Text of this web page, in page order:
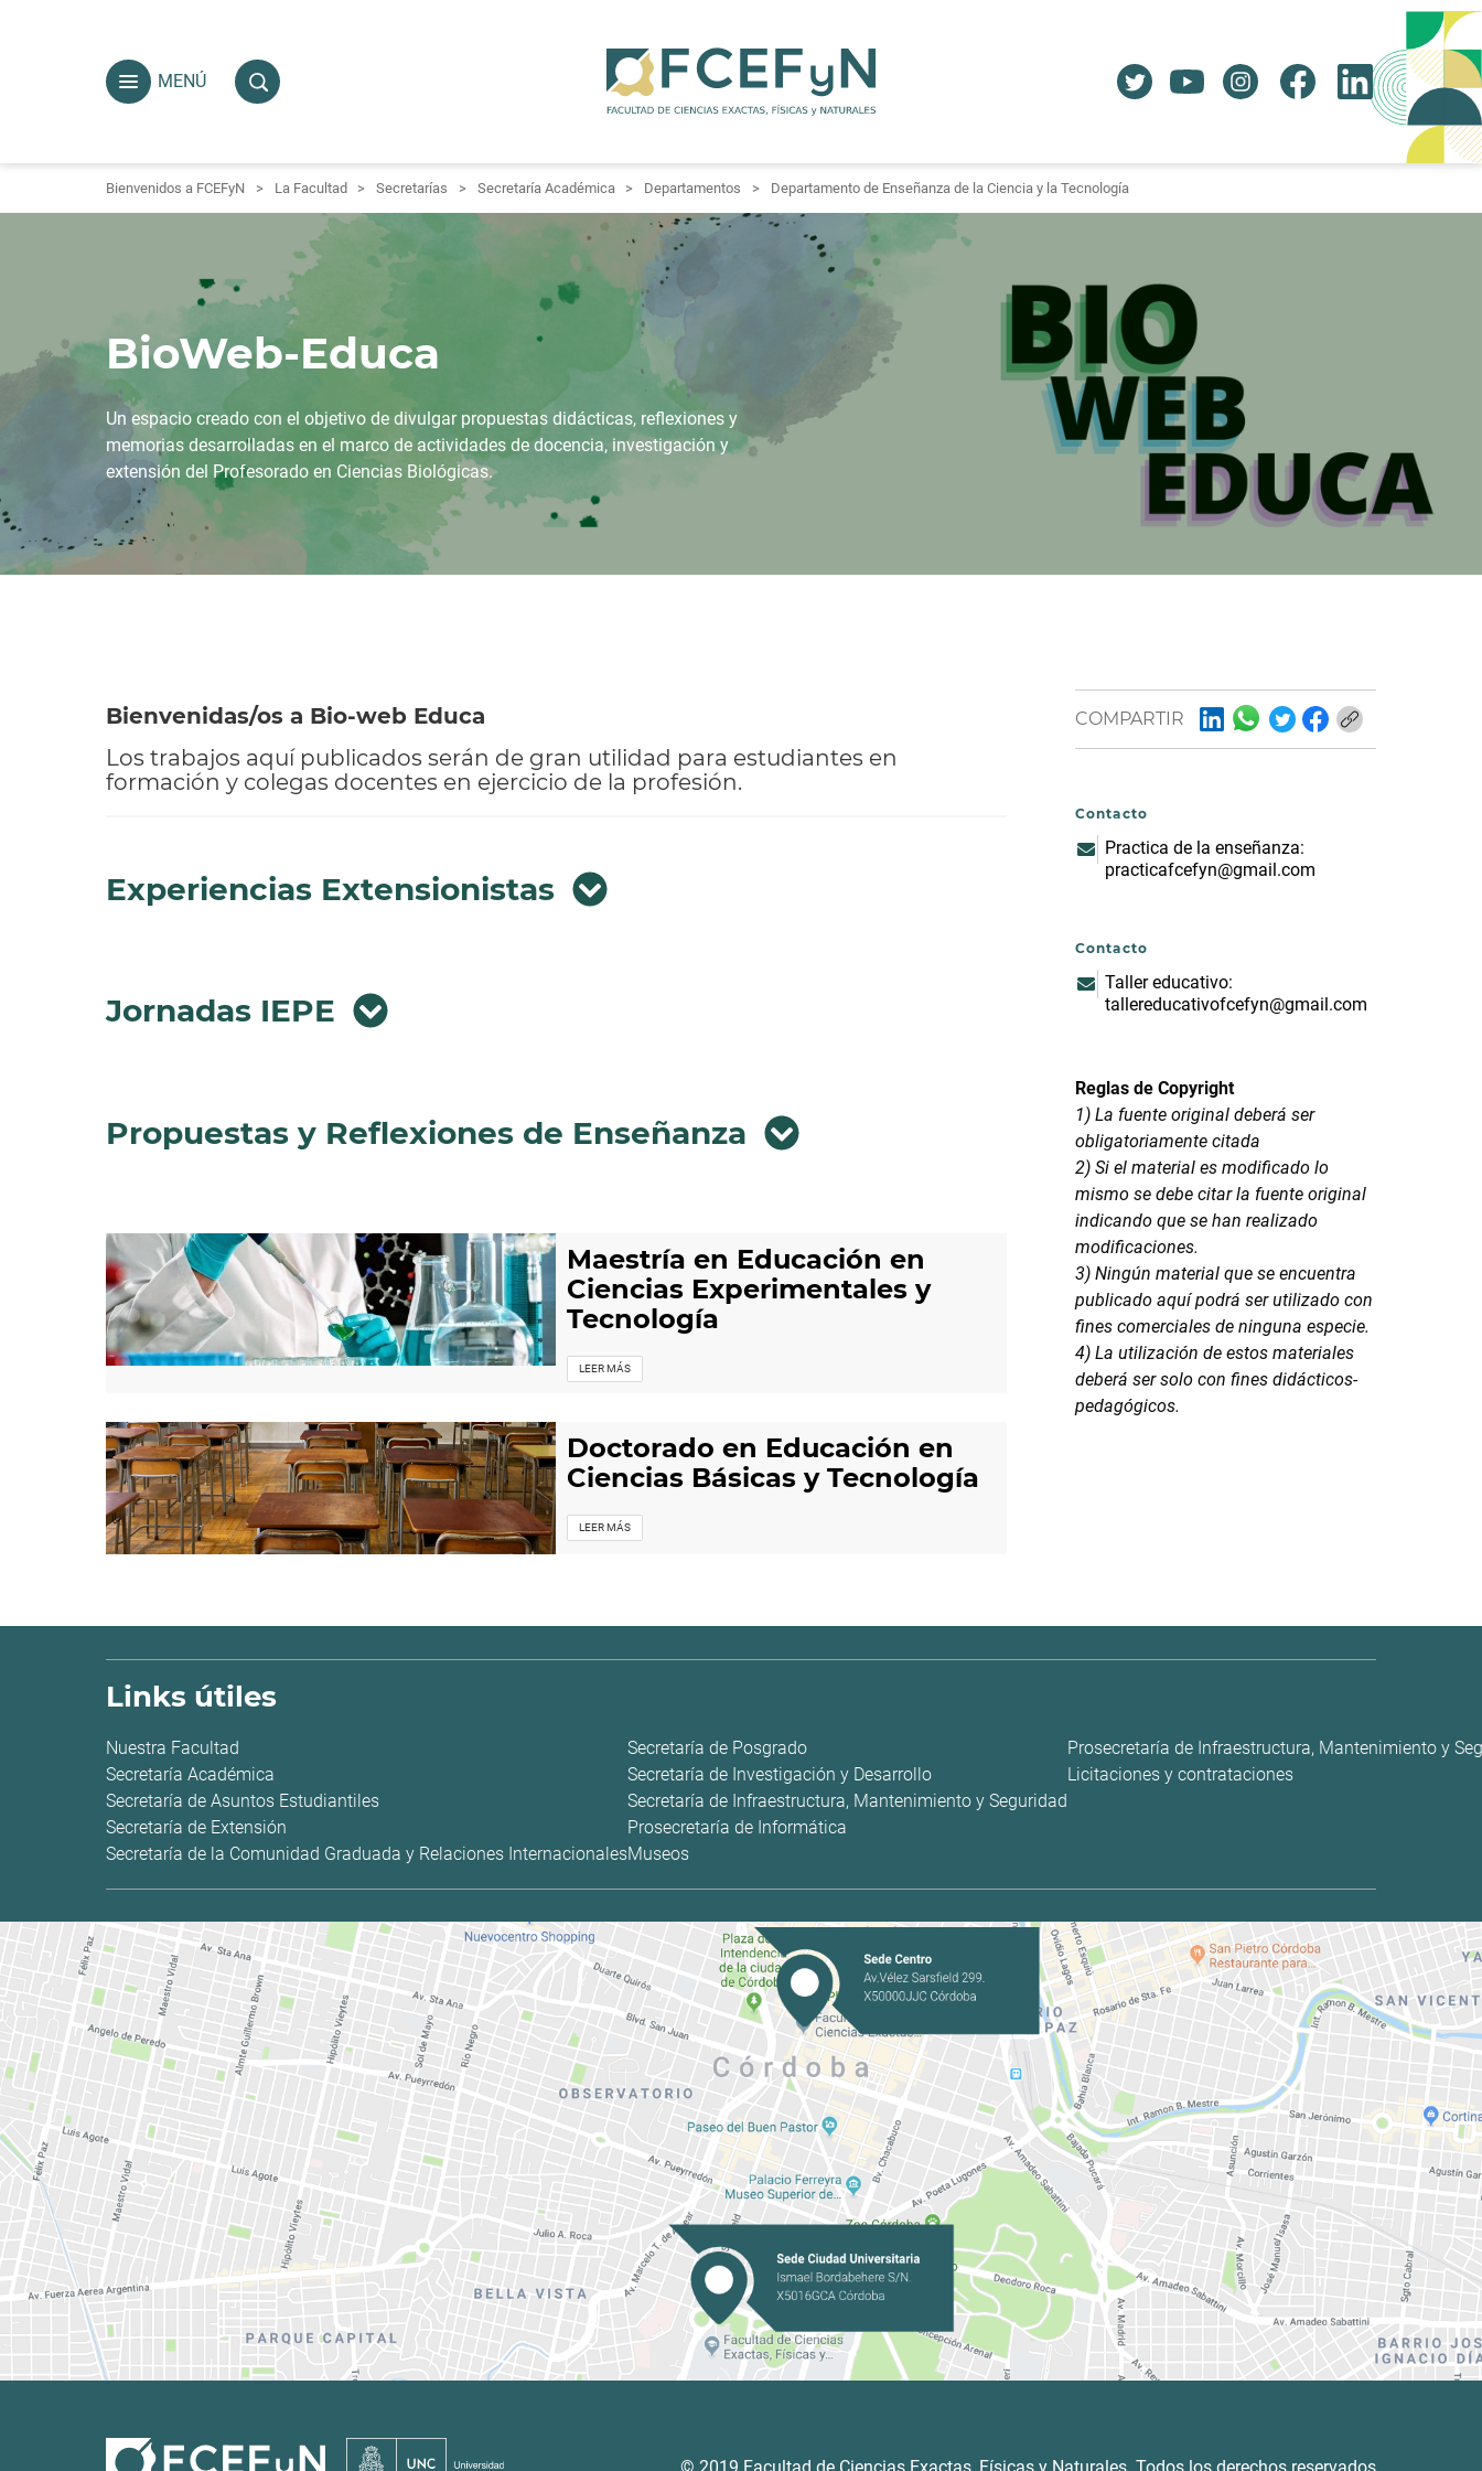
MENÚ
Bienvenidos a FCEFyN La Facultad Secretarías Secretaría Académica Departamentos Departamento de Enseñanza de la Ciencia y la Tecnología
BioWeb-Educa
Un espacio creado con el objetivo de divulgar propuestas didácticas, reflexiones y
memorias desarrolladas en el marco de actividades de docencia, investigación y
extensión del Profesorado en Ciencias Biológicas.
Bienvenidas/os a Bio-web Educa
Los trabajos aquí publicados serán de gran utilidad para estudiantes en
formación y colegas docentes en ejercicio de la profesión.
Experiencias Extensionistas
Jornadas IEPE
Propuestas y Reflexiones de Enseñanza
Maestría en Educación en
Ciencias Experimentales y
Tecnología
LEER MÁS
Doctorado en Educación en
Ciencias Básicas y Tecnología
LEER MÁS
COMPARTIR
Contacto
Practica de la enseñanza:
practicafcefyn@gmail.com
Contacto
Taller educativo:
tallereducativofcefyn@gmail.com
Reglas de Copyright
1) La fuente original deberá ser
obligatoriamente citada
2) Si el material es modificado lo
mismo se debe citar la fuente original
indicando que se han realizado
modificaciones.
3) Ningún material que se encuentra
publicado aquí podrá ser utilizado con
fines comerciales de ninguna especie.
4) La utilización de estos materiales
deberá ser solo con fines didácticos-
pedagógicos.
Links útiles
Nuestra Facultad
Secretaría Académica
Secretaría de Asuntos Estudiantiles
Secretaría de Extensión
Secretaría de la Comunidad Graduada y Relaciones Internacionales
Secretaría de Posgrado
Secretaría de Investigación y Desarrollo
Secretaría de Infraestructura, Mantenimiento y Seguridad
Prosecretaría de Informática
Museos
Prosecretaría de Infraestructura, Mantenimiento y
Licitaciones y contrataciones
© 2019 Facultad de Ciencias Exactas, Físicas y Naturales. Todos los derechos reservados